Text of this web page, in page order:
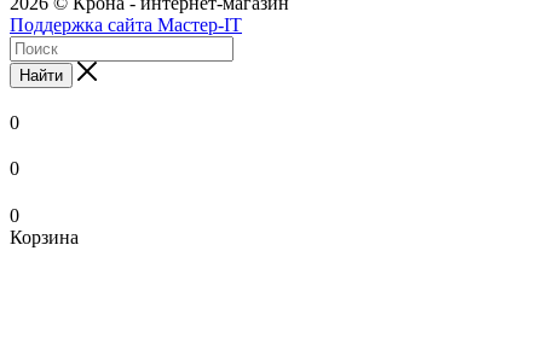
Поддержка сайта Мастер-IT
Найти
0
0
0
Корзина